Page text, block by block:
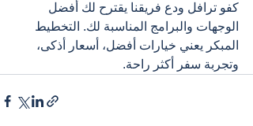
كفو ترافل ودع فريقنا يقترح لك أفضل
الوجهات والبرامج المناسبة لك. التخطيط
المبكر يعني خيارات أفضل، أسعار أذكى،
وتجربة سفر أكثر راحة.